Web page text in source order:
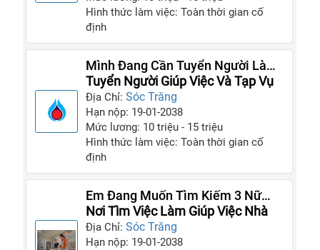
Hình thức làm việc: Toàn thời gian cố
định
Mình Đang Cần Tuyển Người Làm
Giúp Việc Có Tinh Thần Làm Việc
Lâu Dài
Tuyển Người Giúp Việc Và Tạp Vụ
Địa Chỉ:Sóc Trăng
Hạn nộp: 19-01-2038
Mức lương: 10 triệu - 15 triệu
Hình thức làm việc: Toàn thời gian cố
định
Em Đang Muốn Tìm Kiếm 3 Nữ
Giúp Việc Cho GĐ Nhà Em
Nơi Tìm Việc Làm Giúp Việc Nhà
Địa Chỉ:Sóc Trăng
Hạn nộp: 19-01-2038